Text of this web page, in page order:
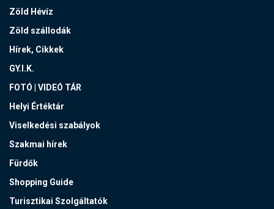
Zöld Hévíz
Zöld szállodák
Hírek, Cikkek
GY.I.K.
FOTÓ | VIDEÓ TÁR
Helyi Értéktár
Viselkedési szabályok
Szakmai hírek
Fürdők
Shopping Guide
Turisztikai Szolgáltatók